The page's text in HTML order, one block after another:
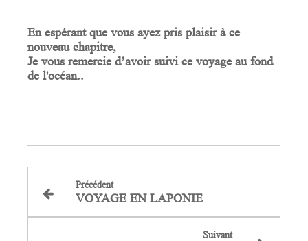
En espérant que vous ayez pris plaisir à ce
nouveau chapitre,
Je vous remercie d’avoir suivi ce voyage au fond
de l'océan..
Précédent
VOYAGE EN LAPONIE
Suivant